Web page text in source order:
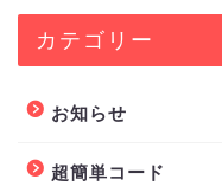
カテゴリー
お知らせ
超簡単コード